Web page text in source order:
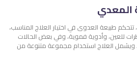
المعدي
تتحكم طبيعة العدوى في اختيار العلاج المناسب،
للعين، وأدوية فموية، وفي بعض الحالات
ويشمل العلاج استخدام مجموعة متنوعة من